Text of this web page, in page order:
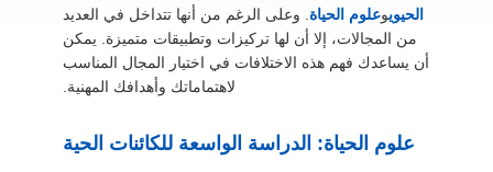
الحيويوعلوم الحياة . وعلى الرغم من أنها تتداخل في العديد
من المجالات، إلا أن لها تركيزات وتطبيقات متميزة. يمكن
أن يساعدك فهم هذه الاختلافات في اختيار المجال المناسب
لاهتماماتك وأهدافك المهنية.
علوم الحياة: الدراسة الواسعة للكائنات الحية